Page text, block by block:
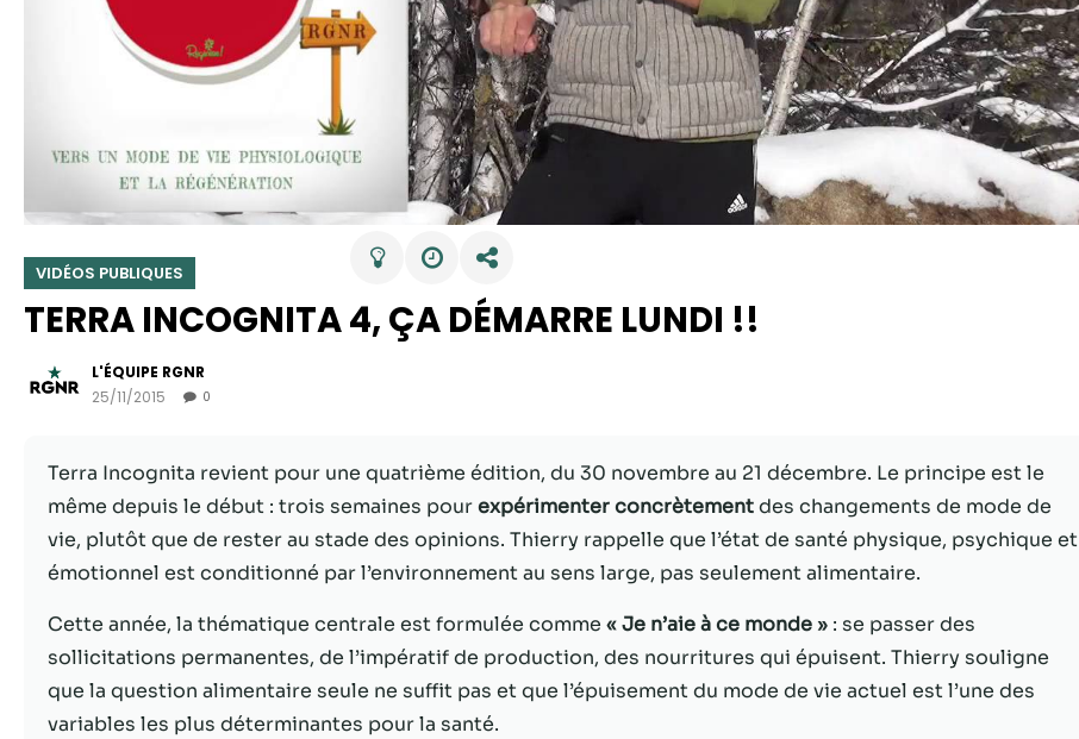
VIDÉOS PUBLIQUES
TERRA INCOGNITA 4, ÇA DÉMARRE LUNDI !!
L'ÉQUIPE RGNR
25/11/2015
0
Terra Incognita revient pour une quatrième édition, du 30 novembre au 21 décembre. Le principe est le
même depuis le début : trois semaines pourexpérimenter concrètementdes changements de mode de
vie, plutôt que de rester au stade des opinions. Thierry rappelle que l’état de santé physique, psychique et
émotionnel est conditionné par l’environnement au sens large, pas seulement alimentaire.
Cette année, la thématique centrale est formulée comme « Je n’aie à ce monde » : se passer des
sollicitations permanentes, de l’impératif de production, des nourritures qui épuisent. Thierry souligne
que la question alimentaire seule ne suffit pas et que l’épuisement du mode de vie actuel est l’une des
variables les plus déterminantes pour la santé.
Nécessaire
sont pas
facultatifs. Ils
sont
fonctionnalité
et la structure
du site Web,
de la façon
Web est
utilisé.